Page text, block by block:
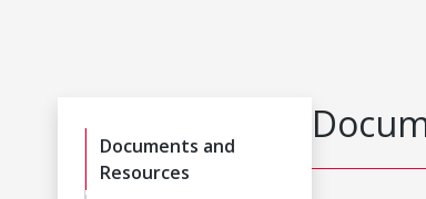
Documents and
Resources